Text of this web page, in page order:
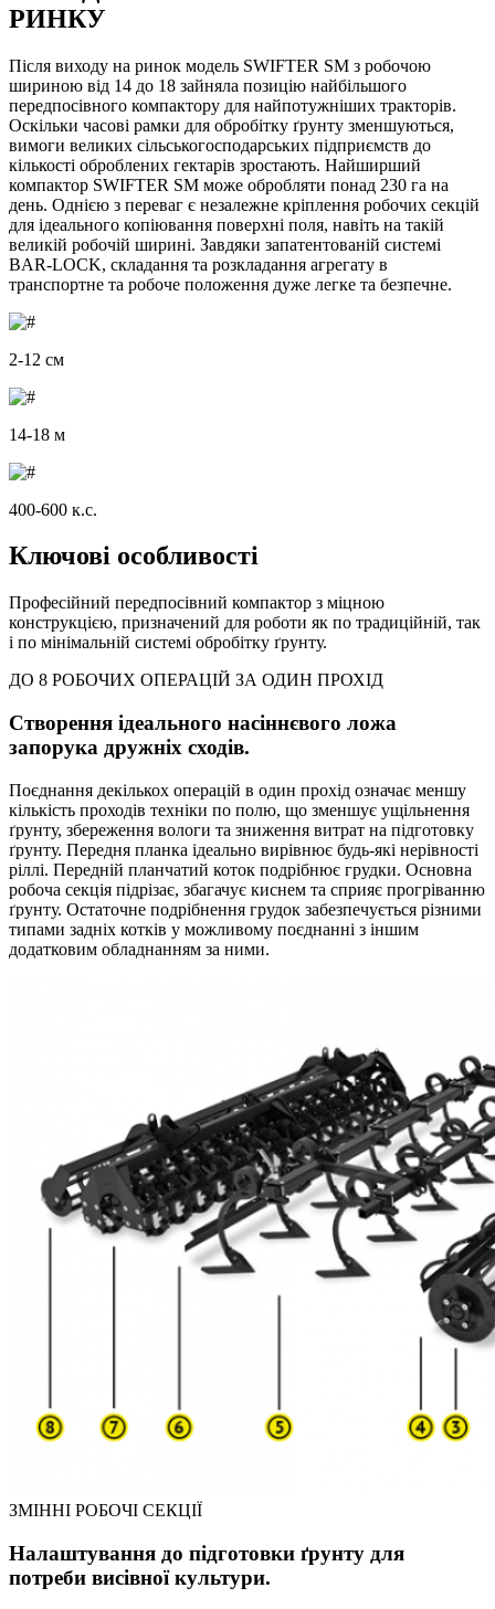
РИНКУ
Після виходу на ринок модель SWIFTER SM з робочою
шириною від 14 до 18 зайняла позицію найбільшого
передпосівного компактору для найпотужніших тракторів.
Оскільки часові рамки для обробітку ґрунту зменшуються,
вимоги великих сільськогосподарських підприємств до
кількості оброблених гектарів зростають. Найширший
компактор SWIFTER SM може обробляти понад 230 га на
день. Однією з переваг є незалежне кріплення робочих секцій
для ідеального копіювання поверхні поля, навіть на такій
великій робочій ширині. Завдяки запатентованій системі
BAR-LOCK, складання та розкладання агрегату в
транспортне та робоче положення дуже легке та безпечне.
2-12 см
14-18 м
400-600 к.с.
Ключові особливості
Професійний передпосівний компактор з міцною
конструкцією, призначений для роботи як по традиційній, так
і по мінімальній системі обробітку ґрунту.
ДО 8 РОБОЧИХ ОПЕРАЦІЙ ЗА ОДИН ПРОХІД
Cтворення ідеального насіннєвого ложа
запорука дружніх сходів.
Поєднання декількох операцій в один прохід означає меншу
кількість проходів техніки по полю, що зменшує ущільнення
ґрунту, збереження вологи та зниження витрат на підготовку
ґрунту. Передня планка ідеально вирівнює будь-які нерівності
ріллі. Передній планчатий коток подрібнює грудки. Основна
робоча секція підрізає, збагачує киснем та сприяє прогріванню
ґрунту. Остаточне подрібнення грудок забезпечується різними
типами задніх котків у можливому поєднанні з іншим
додатковим обладнанням за ними.
ЗМІННІ РОБОЧІ СЕКЦІЇ
Налаштування до підготовки ґрунту для
потреби висівної культури.